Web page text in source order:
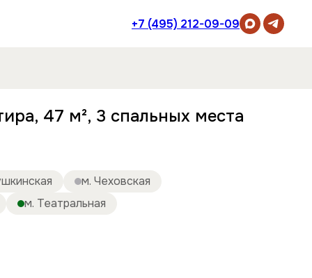
+7 (495) 212-09-09
м. Чеховская
м. Театральная
47 м², 3 спальных места